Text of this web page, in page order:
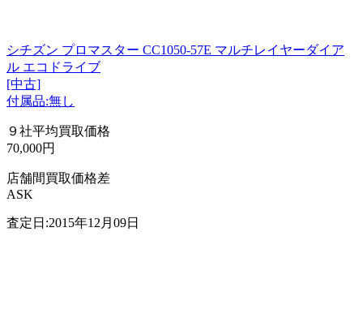
シチズン プロマスター CC1050-57E マルチレイヤーダイア
ル エコドライブ
[中古]
付属品:無し
９社平均買取価格
70,000円
店舗間買取価格差
ASK
査定日:2015年12月09日